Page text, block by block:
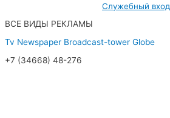
Служебный вход
ВСЕ ВИДЫ РЕКЛАМЫ
Tv Newspaper Broadcast-tower Globe
+7 (34668) 48-276